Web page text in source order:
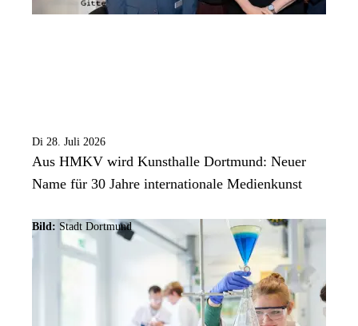
Di 28. Juli 2026
Aus HMKV wird Kunsthalle Dortmund: Neuer
Name für 30 Jahre internationale Medienkunst
Bild: Stadt Dortmund